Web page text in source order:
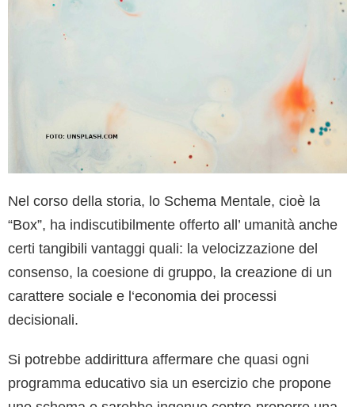
Nel corso della storia, lo Schema Mentale, cioè la
“Box”, ha indiscutibilmente offerto all’ umanità anche
certi tangibili vantaggi quali: la velocizzazione del
consenso, la coesione di gruppo, la creazione di un
carattere sociale e l‘economia dei processi
decisionali.
Si potrebbe addirittura affermare che quasi ogni
programma educativo sia un esercizio che propone